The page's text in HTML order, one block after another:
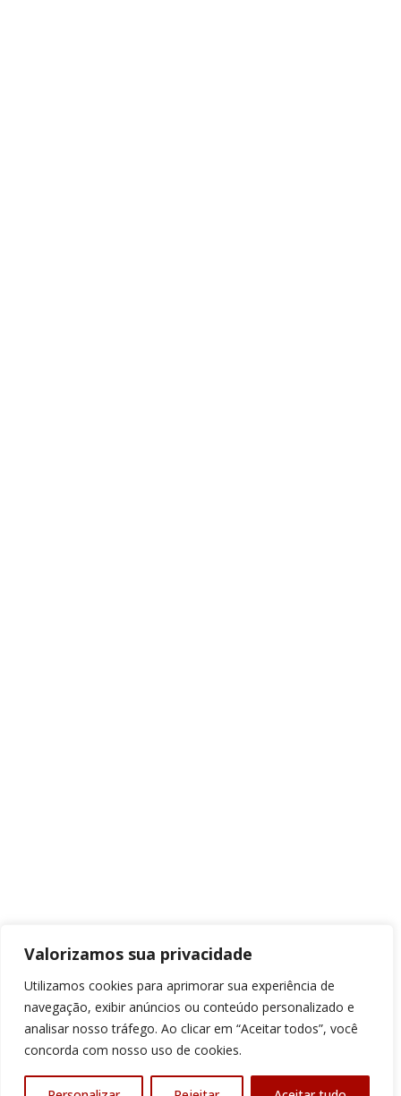
Valorizamos sua privacidade
Utilizamos cookies para aprimorar sua experiência de
navegação, exibir anúncios ou conteúdo personalizado e
analisar nosso tráfego. Ao clicar em “Aceitar todos”, você
concorda com nosso uso de cookies.